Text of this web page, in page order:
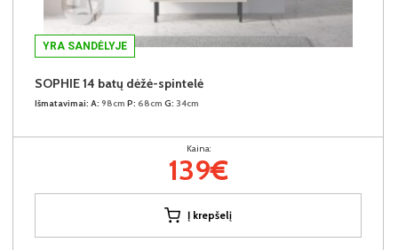
YRA SANDĖLYJE
SOPHIE 14 batų dėžė-spintelė
Išmatavimai: A: 98cm P: 68cm G: 34cm
Kaina:
139€
Į krepšelį